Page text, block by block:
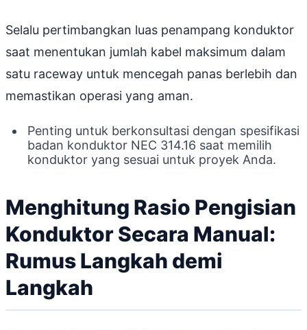
Selalu pertimbangkan luas penampang konduktor
saat menentukan jumlah kabel maksimum dalam
satu raceway untuk mencegah panas berlebih dan
memastikan operasi yang aman.
Penting untuk berkonsultasi dengan spesifikasi
badan konduktor NEC 314.16 saat memilih
konduktor yang sesuai untuk proyek Anda.
Menghitung Rasio Pengisian
Konduktor Secara Manual:
Rumus Langkah demi
Langkah